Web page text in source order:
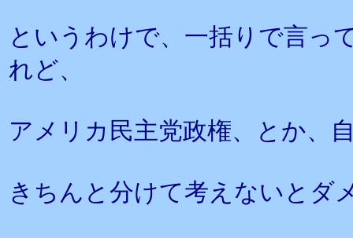
というわけで、一括りで言っ
れど、
アメリカ民主党政権、とか、
きちんと分けて考えないとダ